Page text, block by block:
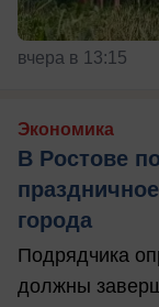
вчера в 13:15
Экономика
В Ростове
города
Подрядчика
должны